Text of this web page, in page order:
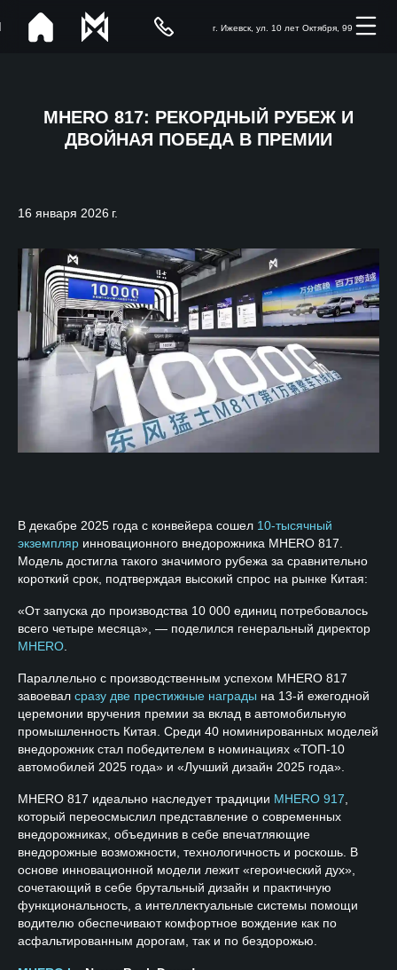
г. Ижевск, ул. 10 лет Октября, 99
MHERO 817: РЕКОРДНЫЙ РУБЕЖ И
ДВОЙНАЯ ПОБЕДА В ПРЕМИИ
16 января 2026 г.
В декабре 2025 года с конвейера сошел 10-тысячный
экземпляр инновационного внедорожника MHERO 817.
Модель достигла такого значимого рубежа за сравнительно
короткий срок, подтверждая высокий спрос на рынке Китая:
«От запуска до производства 10 000 единиц потребовалось
всего четыре месяца», — поделился генеральный директор
MHERO
Параллельно с производственным успехом MHERO 817
завоевал сразу две престижные награды на 13-й ежегодной
церемонии вручения премии за вклад в автомобильную
промышленность Китая. Среди 40 номинированных моделей
внедорожник стал победителем в номинациях «ТОП-10
автомобилей 2025 года» и «Лучший дизайн 2025 года».
MHERO 817 идеально наследует традиции MHERO 917
который переосмыслил представление о современных
внедорожниках, объединив в себе впечатляющие
внедорожные возможности, технологичность и роскошь. В
основе инновационной модели лежит «героический дух»,
сочетающий в себе брутальный дизайн и практичную
функциональность, а интеллектуальные системы помощи
водителю обеспечивают комфортное вождение как по
асфальтированным дорогам, так и по бездорожью.